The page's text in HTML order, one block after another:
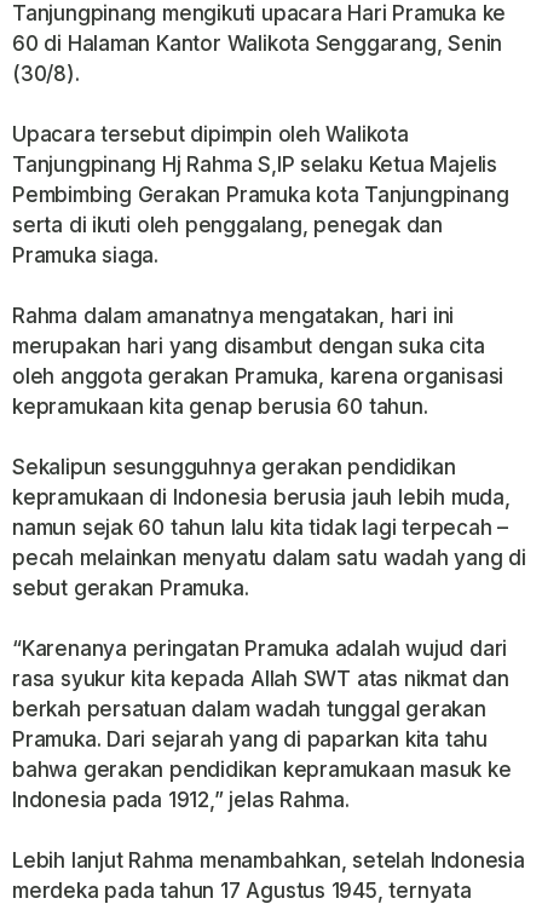
Tanjungpinang mengikuti upacara Hari Pramuka ke
60 di Halaman Kantor Walikota Senggarang, Senin
(30/8).
Upacara tersebut dipimpin oleh Walikota
Tanjungpinang Hj Rahma S,IP selaku Ketua Majelis
Pembimbing Gerakan Pramuka kota Tanjungpinang
serta di ikuti oleh penggalang, penegak dan
Pramuka siaga.
Rahma dalam amanatnya mengatakan, hari ini
merupakan hari yang disambut dengan suka cita
oleh anggota gerakan Pramuka, karena organisasi
kepramukaan kita genap berusia 60 tahun.
Sekalipun sesungguhnya gerakan pendidikan
kepramukaan di Indonesia berusia jauh lebih muda,
namun sejak 60 tahun lalu kita tidak lagi terpecah –
pecah melainkan menyatu dalam satu wadah yang di
sebut gerakan Pramuka.
“Karenanya peringatan Pramuka adalah wujud dari
rasa syukur kita kepada Allah SWT atas nikmat dan
berkah persatuan dalam wadah tunggal gerakan
Pramuka. Dari sejarah yang di paparkan kita tahu
bahwa gerakan pendidikan kepramukaan masuk ke
Indonesia pada 1912,” jelas Rahma.
Lebih lanjut Rahma menambahkan, setelah Indonesia
merdeka pada tahun 17 Agustus 1945, ternyata